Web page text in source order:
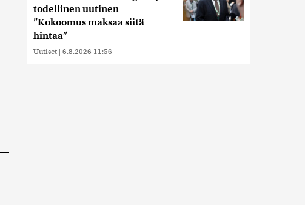
todellinen uutinen –
”Kokoomus maksaa siitä
hintaa”
Uutiset | 6.8.2026 11:56